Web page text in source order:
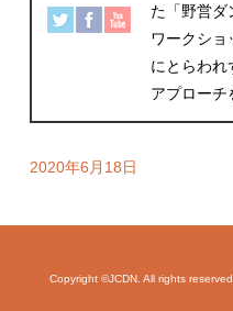
た「野営ダ
ワークショ
にとらわれ
アプローチ
2020年6月18日
Copyright ©JCDN. All rights reserved.